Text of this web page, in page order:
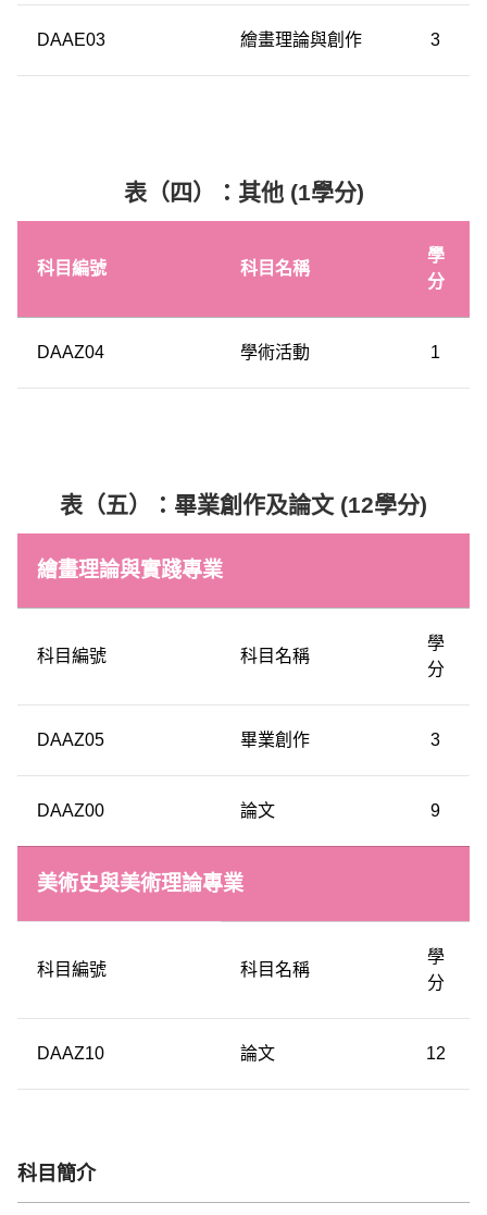
DAAE03 繪畫理論與創作 3
表（四）：其他 (1學分)
科目編號 科目名稱
學
分
DAAZ04 學術活動 1
表（五）：畢業創作及論文 (12學分)
繪畫理論與實踐專業
科目編號 科目名稱
學
分
DAAZ05 畢業創作 3
DAAZ00 論文 9
美術史與美術理論專業
科目編號 科目名稱
學
分
DAAZ10 論文 12
科目簡介